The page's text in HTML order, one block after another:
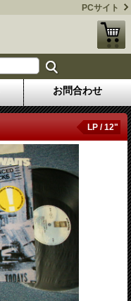
PCサイト
お問合わせ
LP / 12"